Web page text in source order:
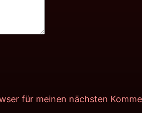
für meinen nächsten